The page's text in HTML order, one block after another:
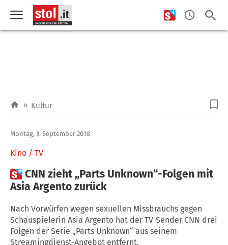
» Kultur
Kino / TV
Montag, 3. September 2018
CNN zieht „Parts Unknown“-Folgen mit
Asia Argento zurück
Nach Vorwürfen wegen sexuellen Missbrauchs gegen
Schauspielerin Asia Argento hat der TV-Sender CNN drei
Folgen der Serie „Parts Unknown“ aus seinem
Streamingdienst-Angebot entfernt.